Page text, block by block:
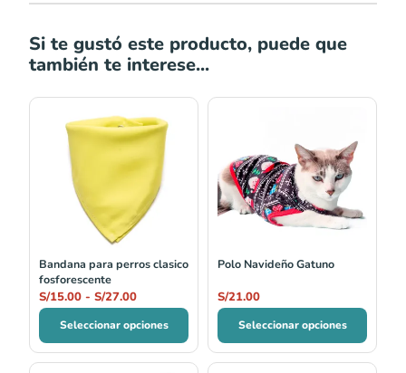
Si te gustó este producto, puede que
también te interese...
Bandana para perros clasico
fosforescente
S/15.00 - S/27.00
de
precios:
desde
S/15.00
hasta
S/27.00
Seleccionar opciones
Polo Navideño Gatuno
S/21.00
Seleccionar opciones